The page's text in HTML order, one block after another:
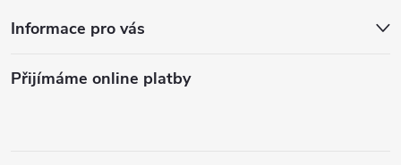
Informace pro vás
Přijímáme online platby